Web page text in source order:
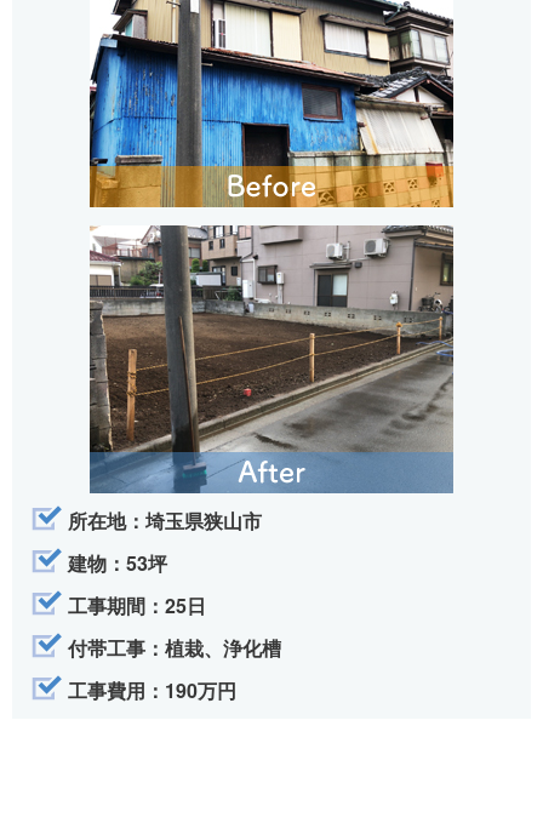
所在地：埼玉県狭山市
建物：53坪
工事期間：25日
付帯工事：植栽、浄化槽
工事費用：190万円